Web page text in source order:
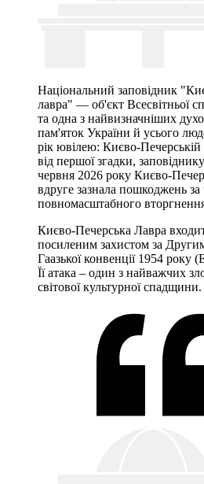
Національний заповідник
лавра" — об'єкт
та одна з найвизначніших
пам'яток України й усього
рік ювілею: Києво-
від першої згадки,
червня 2026 року Києво-
вдруге зазнала пошкоджень за
повномасштабного вторгнення
Києво-Печерська Лавра
посиленим захистом за
Гаазької конвенції 1954 року
Її атака – один з найважчих
світової культурної спадщини.